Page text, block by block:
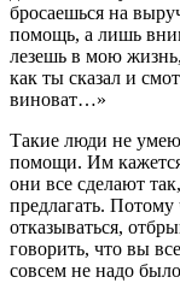
бросаешься на
помощь, а лишь
лезешь в мою
как ты сказал и
виноват…»
Такие люди не
помощи. Им
они все сделают
предлагать.
отказываться,
говорить, что вы
совсем не надо